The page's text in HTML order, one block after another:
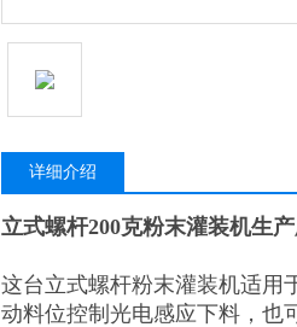
详细介绍
立式螺杆200克粉末灌装机生
这台立式螺杆粉末灌装机适用
动料位控制光电感应下料，也